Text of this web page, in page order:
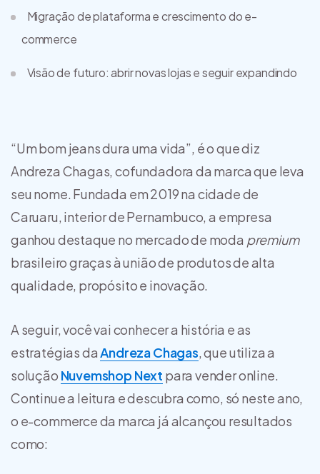
Migração de plataforma e crescimento do e-
commerce
Visão de futuro: abrir novas lojas e seguir expandindo
“Um bom jeans dura uma vida”, é o que diz
Andreza Chagas, cofundadora da marca que leva
seu nome. Fundada em 2019 na cidade de
Caruaru, interior de Pernambuco, a empresa
ganhou destaque no mercado de moda premium
brasileiro graças à união de produtos de alta
qualidade, propósito e inovação.
A seguir, você vai conhecer a história e as
estratégias daAndreza Chagas, que utiliza a
solução Nuvemshop Next para vender online.
Continue a leitura e descubra como, só neste ano,
o e-commerce da marca já alcançou resultados
como: